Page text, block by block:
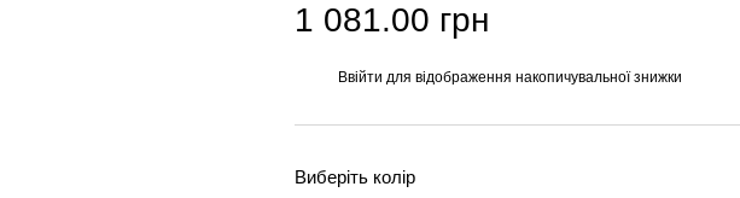
1 081.00 грн
Ввійти для відображення накопичувальної знижки
Виберіть колір